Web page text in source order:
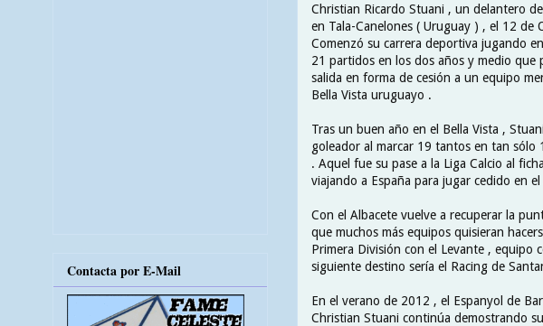
Christian Ricardo Stuani , un delantero
en Tala-Canelones ( Uruguay ) , el 12 de
Comenzó su carrera deportiva jugando
21 partidos en los dos años y medio
salida en forma de cesión a un equipo
Bella Vista uruguayo .
Tras un buen año en el Bella Vista ,
goleador al marcar 19 tantos en tan
. Aquel fue su pase a la Liga Calcio al
viajando a España para jugar cedido en
Con el Albacete vuelve a recuperar la
que muchos más equipos quisieran
Primera División con el Levante , equipo
siguiente destino sería el Racing de
En el verano de 2012 , el Espanyol de
Christian Stuani continúa demostrando
Contacta por E-Mail